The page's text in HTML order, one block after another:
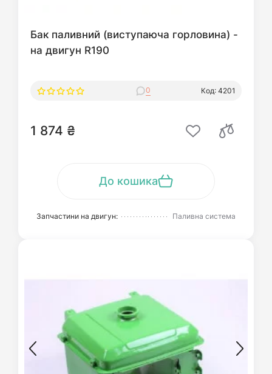
Бак паливний (виступаюча горловина) -
на двигун R190
0 Код: 4201
1 874 ₴
До кошика
Запчастини на двигун: Паливна система